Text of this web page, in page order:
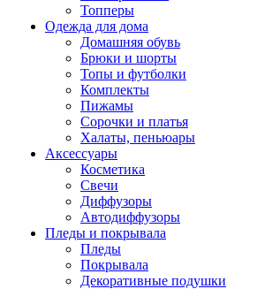
Топперы
Одежда для дома
Домашняя обувь
Брюки и шорты
Топы и футболки
Комплекты
Пижамы
Сорочки и платья
Халаты, пеньюары
Аксессуары
Косметика
Свечи
Диффузоры
Автодиффузоры
Пледы и покрывала
Пледы
Покрывала
Декоративные подушки